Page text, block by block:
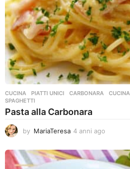
CUCINA ,PIATTI UNICI CARBONARA ,CUCINA
SPAGHETTI
Pasta alla Carbonara
by MariaTeresa 4 anni ago
n
n